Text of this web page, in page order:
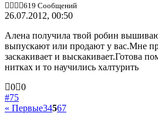
619 Сообщений
26.07.2012, 00:50
Алена получила твой робин
выпускают или продают у вас.Мне
заскакивает и выскакивает.Готова
нитках и то научились халтурить
Голосуйте
-
палец
вниз.
0 Голосуйте
палец
вверх.
0
#75
« Первые34567